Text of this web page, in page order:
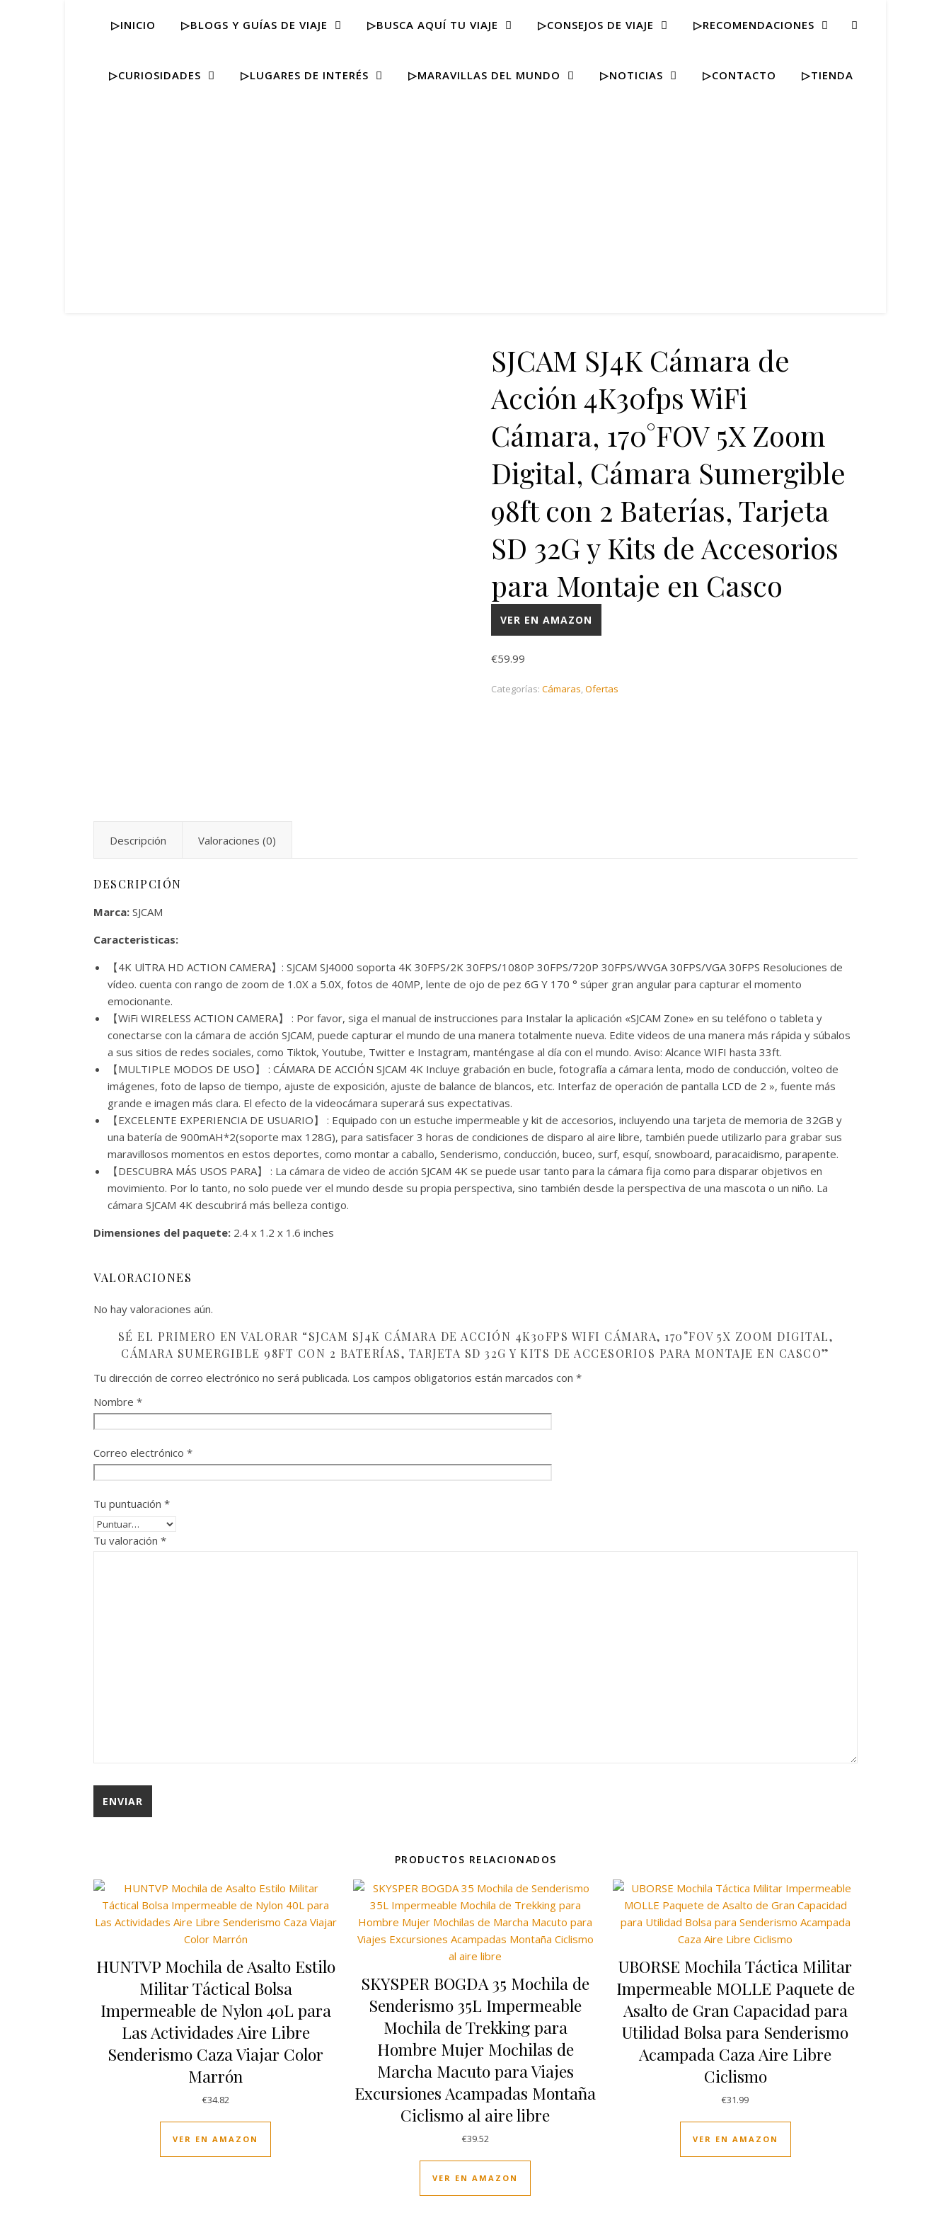
▷INICIO ▷BLOGS Y GUÍAS DE VIAJE ▷BUSCA AQUÍ TU VIAJE ▷CONSEJOS DE VIAJE ▷RECOMENDACIONES
▷CURIOSIDADES ▷LUGARES DE INTERÉS ▷MARAVILLAS DEL MUNDO ▷NOTICIAS ▷CONTACTO ▷TIENDA
SJCAM SJ4K Cámara de
Acción 4K30fps WiFi
Cámara, 170°FOV 5X Zoom
Digital, Cámara Sumergible
98ft con 2 Baterías, Tarjeta
SD 32G y Kits de Accesorios
para Montaje en Casco
VER EN AMAZON
€59.99
Categorías: Cámaras,Ofertas
Descripción Valoraciones (0)
DESCRIPCIÓN
Marca: SJCAM
Caracteristicas:
【4K UlTRA HD ACTION CAMERA】: SJCAM SJ4000 soporta 4K 30FPS/2K 30FPS/1080P 30FPS/720P 30FPS/WVGA 30FPS/VGA 30FPS Resoluciones de
vídeo. cuenta con rango de zoom de 1.0X a 5.0X, fotos de 40MP, lente de ojo de pez 6G Y 170 ° súper gran angular para capturar el momento
emocionante.
【WiFi WIRELESS ACTION CAMERA】 : Por favor, siga el manual de instrucciones para Instalar la aplicación «SJCAM Zone» en su teléfono o tableta y
conectarse con la cámara de acción SJCAM, puede capturar el mundo de una manera totalmente nueva. Edite videos de una manera más rápida y súbalos
a sus sitios de redes sociales, como Tiktok, Youtube, Twitter e Instagram, manténgase al día con el mundo. Aviso: Alcance WIFI hasta 33ft.
【MULTIPLE MODOS DE USO】 : CÁMARA DE ACCIÓN SJCAM 4K Incluye grabación en bucle, fotografía a cámara lenta, modo de conducción, volteo de
imágenes, foto de lapso de tiempo, ajuste de exposición, ajuste de balance de blancos, etc. Interfaz de operación de pantalla LCD de 2 », fuente más
grande e imagen más clara. El efecto de la videocámara superará sus expectativas.
【EXCELENTE EXPERIENCIA DE USUARIO】 : Equipado con un estuche impermeable y kit de accesorios, incluyendo una tarjeta de memoria de 32GB y
una batería de 900mAH*2(soporte max 128G), para satisfacer 3 horas de condiciones de disparo al aire libre, también puede utilizarlo para grabar sus
maravillosos momentos en estos deportes, como montar a caballo, Senderismo, conducción, buceo, surf, esquí, snowboard, paracaidismo, parapente.
【DESCUBRA MÁS USOS PARA】 : La cámara de video de acción SJCAM 4K se puede usar tanto para la cámara fija como para disparar objetivos en
movimiento. Por lo tanto, no solo puede ver el mundo desde su propia perspectiva, sino también desde la perspectiva de una mascota o un niño. La
cámara SJCAM 4K descubrirá más belleza contigo.
Dimensiones del paquete: 2.4 x 1.2 x 1.6 inches
VALORACIONES
No hay valoraciones aún.
SÉ EL PRIMERO EN VALORAR “SJCAM SJ4K CÁMARA DE ACCIÓN 4K30FPS WIFI CÁMARA, 170°FOV 5X ZOOM DIGITAL,
CÁMARA SUMERGIBLE 98FT CON 2 BATERÍAS, TARJETA SD 32G Y KITS DE ACCESORIOS PARA MONTAJE EN CASCO”
Tu dirección de correo electrónico no será publicada. Los campos obligatorios están marcados con *
Nombre *
Correo electrónico *
Tu puntuación *
Tu valoración *
PRODUCTOS RELACIONADOS
HUNTVP Mochila de Asalto Estilo
Militar Táctical Bolsa
Impermeable de Nylon 40L para
Las Actividades Aire Libre
Senderismo Caza Viajar Color
Marrón
€34.82
VER EN AMAZON
SKYSPER BOGDA 35 Mochila de
Senderismo 35L Impermeable
Mochila de Trekking para
Hombre Mujer Mochilas de
Marcha Macuto para Viajes
Excursiones Acampadas Montaña
Ciclismo al aire libre
€39.52
VER EN AMAZON
UBORSE Mochila Táctica Militar
Impermeable MOLLE Paquete de
Asalto de Gran Capacidad para
Utilidad Bolsa para Senderismo
Acampada Caza Aire Libre
Ciclismo
€31.99
VER EN AMAZON